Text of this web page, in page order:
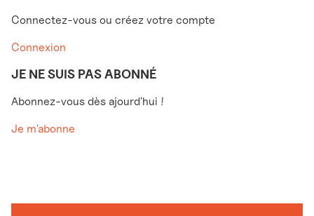
Connectez-vous ou créez votre compte
Connexion
JE NE SUIS PAS ABONNÉ
Abonnez-vous dès ajourd'hui !
Je m'abonne